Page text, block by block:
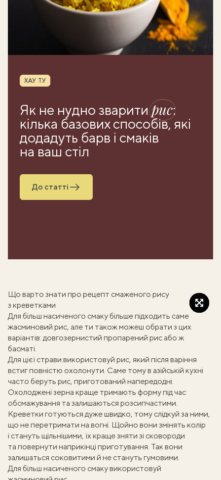
Рубрика
ХАУ ТУ
Як не нудно зваритирис:
кілька базових способів, які
додадуть барв і смаків
на ваш стіл
До статті
Що варто знати про рецепт смаженого рису
з креветками
Для більш насиченого смаку більше підходить саме
жасминовий рис, але ти також можеш обрати з цих
варіантів: довгозернистий пропарений рис або ж
басматі.
Для цієї страви використовуй рис, який після варіння
встиг повністю охолонути. Саме тому в азійській кухні
часто беруть рис, приготований напередодні.
Охолоджені зерна краще тримають форму під час
обсмажування та залишаються розсипчастими.
Креветки готуються дуже швидко, тому слідкуй за ними,
що не перетримати на вогні. Щойно вони змінять колір
і стануть щільнішими, їх краще зняти зі сковороди
та повернути наприкінці приготування. Так вони
залишаться соковитими й не стануть гумовими.
Для більш насиченого смаку використовуй